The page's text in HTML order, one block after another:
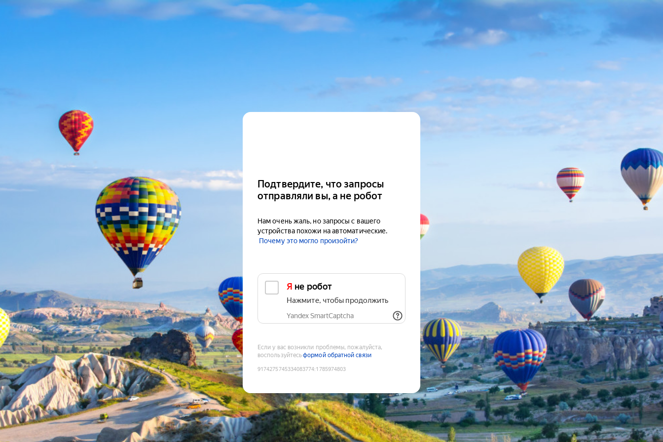
Подтвердите, что запросы
отправляли вы, а не робот
Нам очень жаль, но запросы с вашего
устройства похожи на автоматические.
Почему это могло произойти?
Я не робот
Нажмите, чтобы продолжить
Yandex SmartCaptcha
Если у вас возникли проблемы, пожалуйста,
воспользуйтесьформой обратной связи
9174275745334083774:1785974803